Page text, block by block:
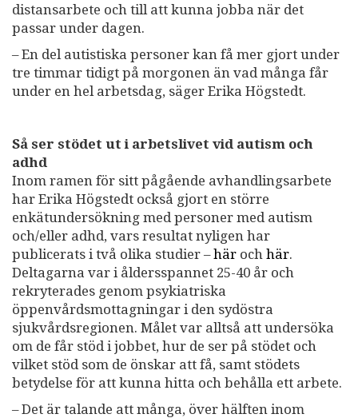
distansarbete och till att kunna jobba när det
passar under dagen.
– En del autistiska personer kan få mer gjort under
tre timmar tidigt på morgonen än vad många får
under en hel arbetsdag, säger Erika Högstedt.
Så ser stödet ut i arbetslivet vid autism och
adhd
Inom ramen för sitt pågående avhandlingsarbete
har Erika Högstedt också gjort en större
enkätundersökning med personer med autism
och/eller adhd, vars resultat nyligen har
publicerats i två olika studier –här och här.
Deltagarna var i åldersspannet 25-40 år och
rekryterades genom psykiatriska
öppenvårdsmottagningar i den sydöstra
sjukvårdsregionen. Målet var alltså att undersöka
om de får stöd i jobbet, hur de ser på stödet och
vilket stöd som de önskar att få, samt stödets
betydelse för att kunna hitta och behålla ett arbete.
– Det är talande att många, över hälften inom